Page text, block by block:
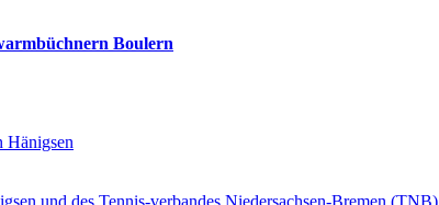
Boulern
Hänigsen
und des Tennis-verbandes Niedersachsen-Bremen (TNB)